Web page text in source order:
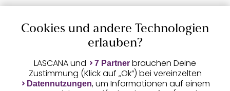
Auszeichnungen
Cookies und andere Technologien
erlauben?
LASCANA und 7 Partner brauchen Deine
Zustimmung (Klick auf „Ok”) bei vereinzelten
Datennutzungen, um Informationen auf einem